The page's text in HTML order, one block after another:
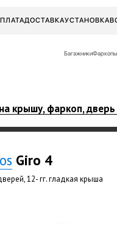
ДОСТАВКАУСТАНОВКА
БагажникиФаркопы
крышу, фаркоп, дверь
Giro 4
12- гг. гладкая крыша